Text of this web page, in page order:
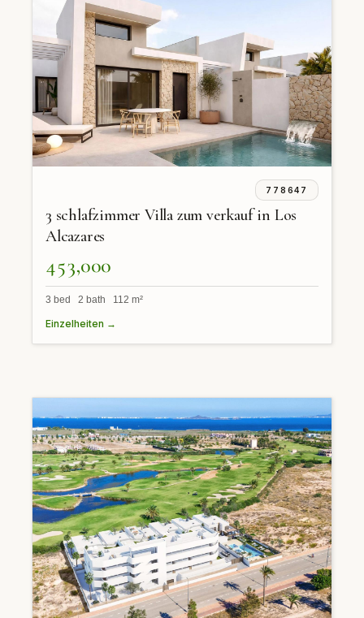
778647
3 schlafzimmer Villa zum verkauf in Los
Alcazares
453,000
3 bed 2 bath 112 m²
Einzelheiten →